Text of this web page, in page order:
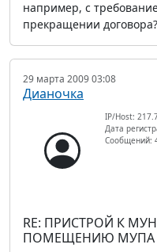
например, с
прекращении договора?
29 марта 2009 03:08
Дианочка
IP/Host:
Дата
Сообщений:
RE: ПРИСТРОЙ К
ПОМЕЩЕНИЮ МУПА